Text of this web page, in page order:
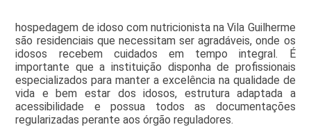
hospedagem de idoso com nutricionista na Vila Guilherme
são residenciais que necessitam ser agradáveis, onde os
idosos recebem cuidados em tempo integral. É
importante que a instituição disponha de profissionais
especializados para manter a excelência na qualidade de
vida e bem estar dos idosos, estrutura adaptada a
acessibilidade e possua todos as documentações
regularizadas perante aos órgão reguladores.